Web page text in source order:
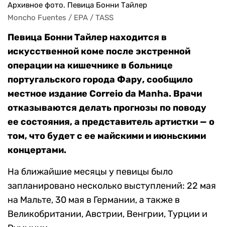
Архивное фото. Певица Бонни Тайлер
Moncho Fuentes / EPA / TASS
Певица Бонни Тайлер находится в
искусственной коме после экстренной
операции на кишечнике в больнице
португальского города Фару, сообщило
местное издание Correio da Manha. Врачи
отказываются делать прогнозы по поводу
ее состояния, а представитель артистки — о
том, что будет с ее майскими и июньскими
концертами.
На ближайшие месяцы у певицы было
запланировано несколько выступлений: 22 мая
на Мальте, 30 мая в Германии, а также в
Великобритании, Австрии, Венгрии, Турции и